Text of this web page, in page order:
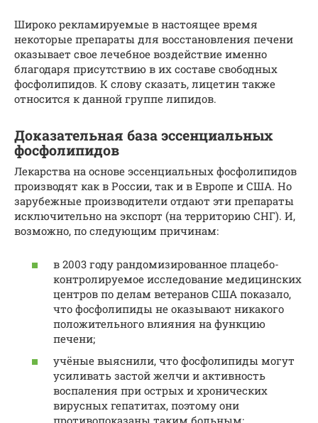
Широко рекламируемые в настоящее время
некоторые препараты для восстановления печени
оказывает свое лечебное воздействие именно
благодаря присутствию в их составе свободных
фосфолипидов. К слову сказать, лицетин также
относится к данной группе липидов.
Доказательная база эссенциальных
фосфолипидов
Лекарства на основе эссенциальных фосфолипидов
производят как в России, так и в Европе и США. Но
зарубежные производители отдают эти препараты
исключительно на экспорт (на территорию СНГ). И,
возможно, по следующим причинам:
в 2003 году рандомизированное плацебо-
контролируемое исследование медицинских
центров по делам ветеранов США показало,
что фосфолипиды не оказывают никакого
положительного влияния на функцию
печени;
учёные выяснили, что фосфолипиды могут
усиливать застой желчи и активность
воспаления при острых и хронических
вирусных гепатитах, поэтому они